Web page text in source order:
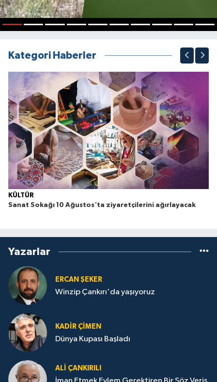
Kategori Haberler
KÜLTÜR
Sanat Sokağı 10 Ağustos'ta ziyaretçilerini ağırlayacak
Yazarlar
ERCAN ŞEKER
Winzip Çankırı'da yaşıyoruz
KADIR ÇIMEN
Dünya Kupası Başladı
ALI ÇANKIRILI